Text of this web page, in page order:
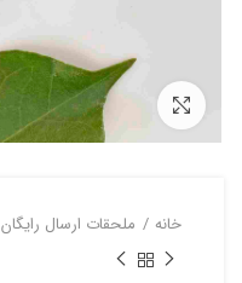
بزرگنمایی تصویر
خانه ملحقات ارسال رایگان